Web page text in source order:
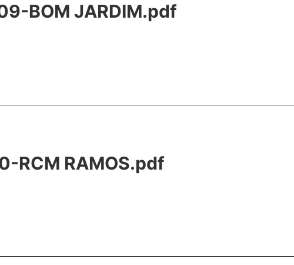
BOM JARDIM.pdf
RCM RAMOS.pdf